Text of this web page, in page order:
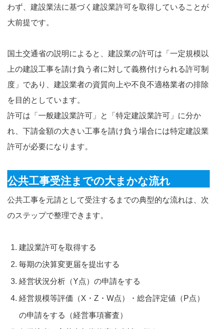
わず、建設業法に基づく建設業許可を取得していることが
大前提です。
国土交通省の説明によると、建設業の許可は「一定規模以
上の建設工事を請け負う者に対して義務付けられる許可制
度」であり、建設業者の資質向上や不良不適格業者の排除
を目的としています。
許可は「一般建設業許可」と「特定建設業許可」に分か
れ、下請金額の大きい工事を請け負う場合には特定建設業
許可が必要になります。
公共工事受注までの大まかな流れ
公共工事を元請として受注するまでの典型的な流れは、次
のステップで整理できます。
建設業許可を取得する
毎期の決算変更届を提出する
経営状況分析（Y点）の申請をする
経営規模等評価（X・Z・W点）・総合評定値（P点）
の申請をする（経営事項審査）